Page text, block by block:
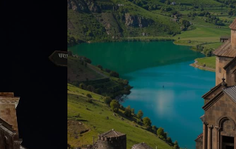
قبل از تحویل اتاق یا پس از تخلیه، آزادی عمل بیشتری
(با هماهنگی)
ترانسفر فرودگاهی یا شهری با هماهنگی قبلی در اختیار
و امکانات داخل اتاق